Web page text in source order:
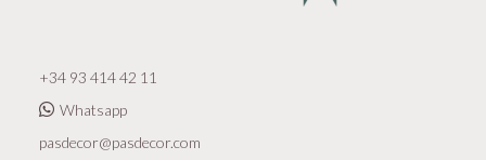
+34 93 414 42 11
Whatsapp
pasdecor@pasdecor.com